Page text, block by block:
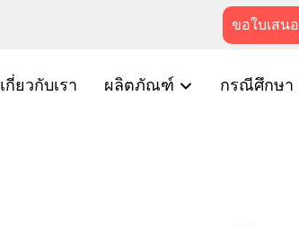
ขอใบเสน
เกี่ยวกับเรา ผลิตภัณฑ์ กรณีศึกษา